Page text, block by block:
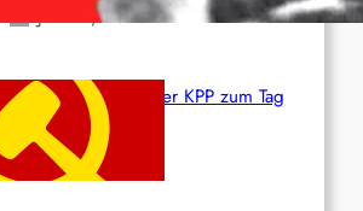
Juni 19, 2026
Beschluss des ZK der KPP zum Tag
des Heldentums
Juni 19, 2026